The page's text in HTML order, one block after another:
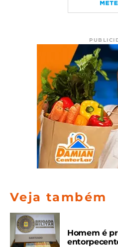
Veja também
Homem é